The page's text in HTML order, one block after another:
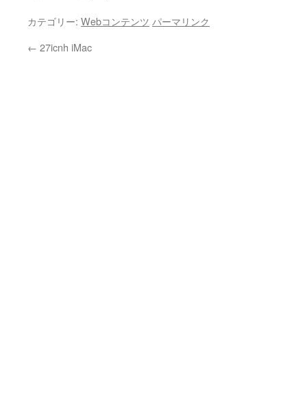
カテゴリー: Webコンテンツ パーマリンク
← 27icnh iMac